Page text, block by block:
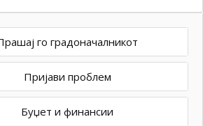
го градоначалникот
Пријави проблем
Буџет и финансии